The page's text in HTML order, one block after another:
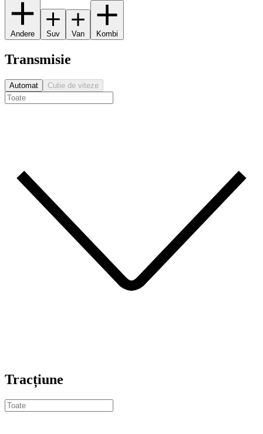
Andere Suv Van Kombi
Transmisie
Automat Cutie de viteze
Tracțiune